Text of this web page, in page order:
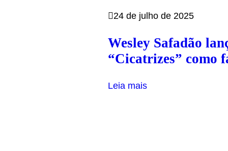
24 de julho de 2025
Wesley Safadão
“Cicatrizes” como
Leia mais